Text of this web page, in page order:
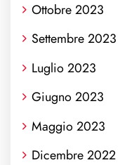
Ottobre 2023
Settembre 2023
Luglio 2023
Giugno 2023
Maggio 2023
Dicembre 2022